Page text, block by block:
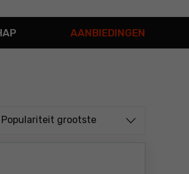
AANBIEDINGEN
Sorteren uit
Populariteit grootste